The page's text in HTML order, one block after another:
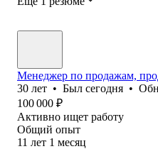
Менеджер по продажам,
30 лет • Был сегодня •
100 000 ₽
Активно ищет работу
Общий опыт
11 лет 1 месяц